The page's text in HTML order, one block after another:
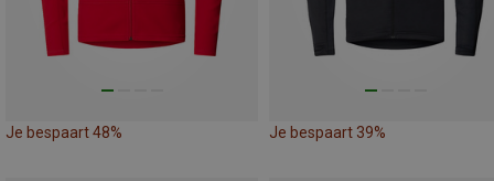
Je bespaart 48% Je bespaart 39%